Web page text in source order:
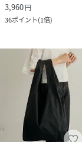
原産国
サイズ
品番
3,960円
36ポイント(1倍)